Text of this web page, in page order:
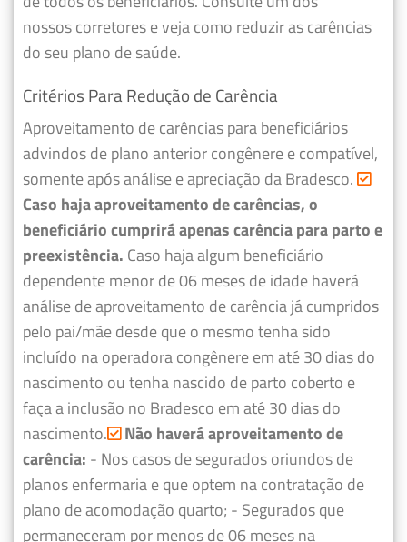
nossos corretores e veja como reduzir as carências
do seu plano de saúde.
Critérios Para Redução de Carência
Aproveitamento de carências para beneficiários
advindos de plano anterior congênere e compatível,
somente após análise e apreciação da Bradesco.
Caso haja aproveitamento de carências, o
beneficiário cumprirá apenas carência para parto e
preexistência. Caso haja algum beneficiário
dependente menor de 06 meses de idade haverá
análise de aproveitamento de carência já cumpridos
pelo pai/mãe desde que o mesmo tenha sido
incluído na operadora congênere em até 30 dias do
nascimento ou tenha nascido de parto coberto e
faça a inclusão no Bradesco em até 30 dias do
nascimento. Não haverá aproveitamento de
carência: - Nos casos de segurados oriundos de
planos enfermaria e que optem na contratação de
plano de acomodação quarto; - Segurados que
permaneceram por menos de 06 meses na